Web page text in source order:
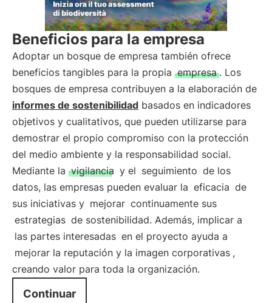
Beneficios para la empresa
Adoptar un bosque de empresa también ofrece
beneficios tangibles para la propia empresa . Los
bosques de empresa contribuyen a la elaboración de
informes de sostenibilidad basados en indicadores
objetivos y cualitativos, que pueden utilizarse para
demostrar el propio compromiso con la protección
del medio ambiente y la responsabilidad social.
Mediante la vigilancia y el seguimiento de los
datos, las empresas pueden evaluar la eficacia de
sus iniciativas y mejorar continuamente sus
estrategias de sostenibilidad. Además, implicar a
las partes interesadas en el proyecto ayuda a
mejorar la reputación y la imagen corporativas ,
creando valor para toda la organización.
Continuar